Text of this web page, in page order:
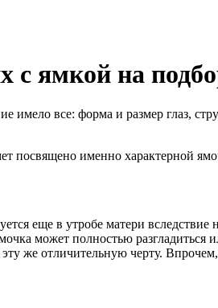
с ямкой на
имело все: форма и размер глаз,
посвящено именно характерной
еще в утробе матери вследствие
может полностью разгладиться
же отличительную черту.